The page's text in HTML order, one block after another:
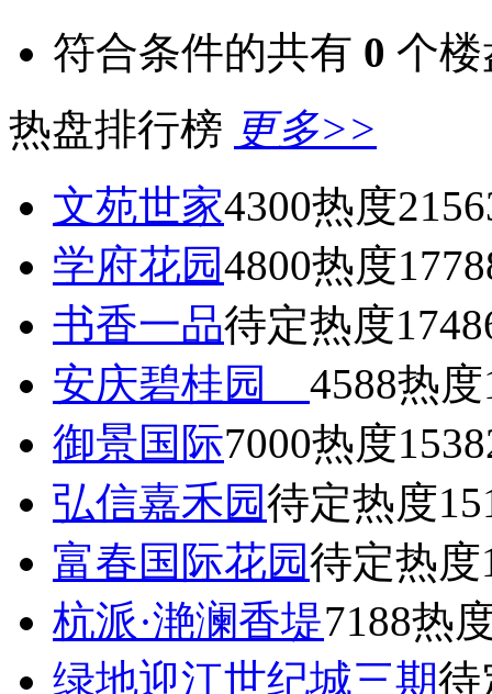
符合条件的共有 0 个楼
热盘排行榜 更多>>
文苑世家4300热度
学府花园4800热度
书香一品待定热度
安庆碧桂园 4588热度
御景国际7000热度
弘信嘉禾园待定热度
富春国际花园待定热度
杭派·滟澜香堤7188热
绿地迎江世纪城三期待